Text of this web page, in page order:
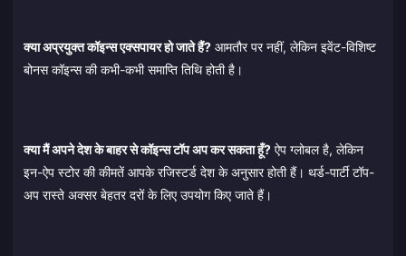
क्या अप्रयुक्त कॉइन्स एक्सपायर हो जाते हैं? आमतौर पर नहीं, लेकिन इवेंट-विशिष्ट
बोनस कॉइन्स की कभी-कभी समाप्ति तिथि होती है।
क्या मैं अपने देश के बाहर से कॉइन्स टॉप अप कर सकता हूँ? ऐप ग्लोबल है, लेकिन
इन-ऐप स्टोर की कीमतें आपके रजिस्टर्ड देश के अनुसार होती हैं। थर्ड-पार्टी टॉप-
अप रास्ते अक्सर बेहतर दरों के लिए उपयोग किए जाते हैं।